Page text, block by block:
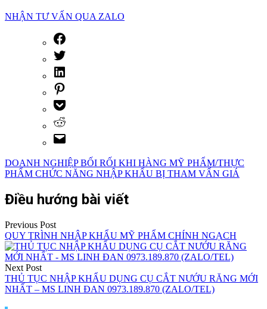
NHẬN TƯ VẤN QUA ZALO
DOANH NGHIỆP BỐI RỐI KHI HÀNG MỸ PHẨM/THỰC
PHẨM CHỨC NĂNG NHẬP KHẨU BỊ THAM VẤN GIÁ
Điều hướng bài viết
Previous Post
QUY TRÌNH NHẬP KHẨU MỸ PHẨM CHÍNH NGẠCH
Next Post
THỦ TỤC NHẬP KHẨU DỤNG CỤ CẮT NƯỚU RĂNG MỚI
NHẤT – MS LINH ĐAN 0973.189.870 (ZALO/TEL)